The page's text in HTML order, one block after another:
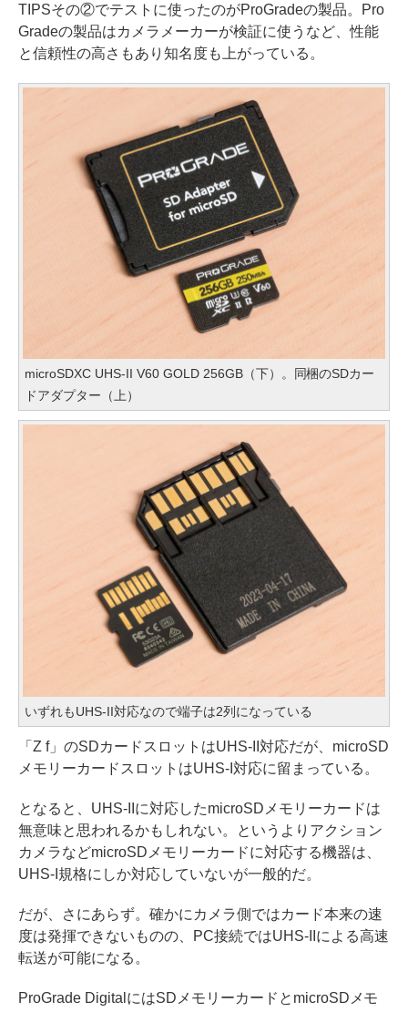
TIPSその②でテストに使ったのがProGradeの製品。Pro
Gradeの製品はカメラメーカーが検証に使うなど、性能
と信頼性の高さもあり知名度も上がっている。
microSDXC UHS-II V60 GOLD 256GB（下）。同梱のSDカー
ドアダプター（上）
いずれもUHS-II対応なので端子は2列になっている
「Z f」のSDカードスロットはUHS-II対応だが、microSD
メモリーカードスロットはUHS-I対応に留まっている。
となると、UHS-IIに対応したmicroSDメモリーカードは
無意味と思われるかもしれない。というよりアクション
カメラなどmicroSDメモリーカードに対応する機器は、
UHS-I規格にしか対応していないが一般的だ。
だが、さにあらず。確かにカメラ側ではカード本来の速
度は発揮できないものの、PC接続ではUHS-IIによる高速
転送が可能になる。
ProGrade DigitalにはSDメモリーカードとmicroSDメモ